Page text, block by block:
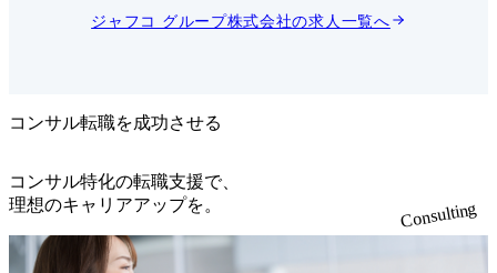
ァンド運用状況の報告 ●LP向
けに、スタートアップ領域の
資・バイアウト投資は、すべ
て3年ごとに設立する基幹フ
このファンドへの出資を大手
企業や機関投資家などから募
ります。その活動全般をご担
ップを取り巻く環境は目まぐ
るしく変化しており、ポテン
の一連の業務をお
す。 ・投資候補ス
・多くの候補から
ジャフコ グループ株式会社の求人一覧へ
コンサル転職を成功させる
コンサル特化の転職支援で、
理想のキャリアアップを。
Consulting